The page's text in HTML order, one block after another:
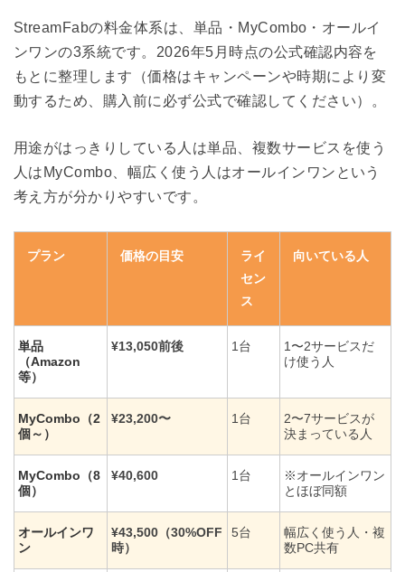
StreamFabの料金体系は、単品・MyCombo・オールイ
ンワンの3系統です。2026年5月時点の公式確認内容を
もとに整理します（価格はキャンペーンや時期により変
動するため、購入前に必ず公式で確認してください）。
用途がはっきりしている人は単品、複数サービスを使う
人はMyCombo、幅広く使う人はオールインワンという
考え方が分かりやすいです。
プラン 価格の目安
ライ
セン
ス
向いている人
単品
（Amazon
等）
¥13,050前後 1台
1〜2サービスだ
け使う人
MyCombo（2
個～）
¥23,200〜 1台
2〜7サービスが
決まっている人
MyCombo（8
個）
¥40,600 1台
※オールインワン
とほぼ同額
オールインワ
ン
¥43,500（30%OFF
時）
5台
幅広く使う人・複
数PC共有